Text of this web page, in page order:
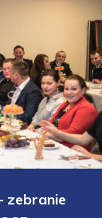
zebranie